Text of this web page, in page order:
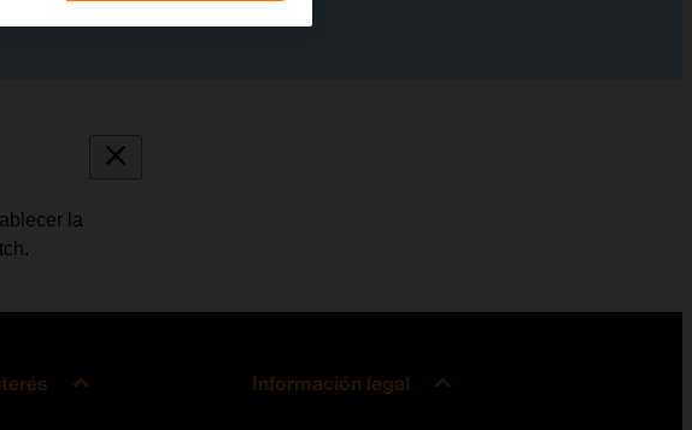
la
Información legal